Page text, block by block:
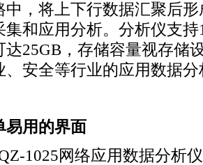
中，将上下行数据汇聚后
集和应用分析。分析仪支
达25GB，存储容量视存储
、安全等行业的应用数据
易用的界面
1025网络应用数据分析